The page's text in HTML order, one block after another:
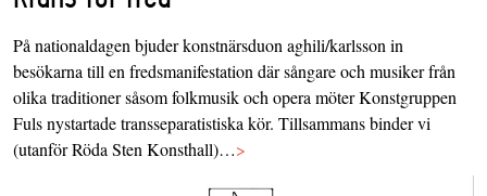
På nationaldagen bjuder konstnärsduon aghili/karlsson in
besökarna till en fredsmanifestation där sångare och musiker från
olika traditioner såsom folkmusik och opera möter Konstgruppen
Fuls nystartade transseparatistiska kör. Tillsammans binder vi
(utanför Röda Sten Konsthall)…>